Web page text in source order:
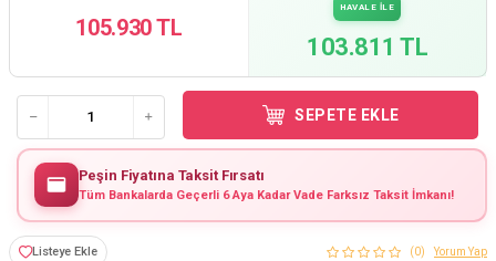
105.930 TL
HAVALE İLE
103.811 TL
SEPETE EKLE
Peşin Fiyatına Taksit Fırsatı
Tüm Bankalarda Geçerli 6 Aya Kadar Vade Farksız Taksit İmkanı!
Listeye Ekle (0) Yorum Yap